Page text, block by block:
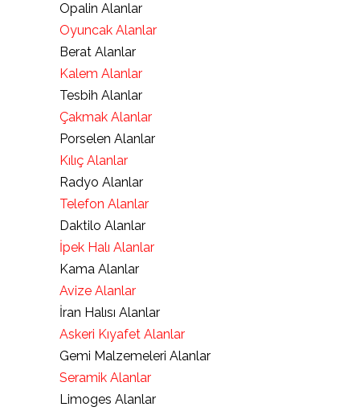
Opalin Alanlar
Oyuncak Alanlar
Berat Alanlar
Kalem Alanlar
Tesbih Alanlar
Çakmak Alanlar
Porselen Alanlar
Kılıç Alanlar
Radyo Alanlar
Telefon Alanlar
Daktilo Alanlar
İpek Halı Alanlar
Kama Alanlar
Avize Alanlar
İran Halısı Alanlar
Askeri Kıyafet Alanlar
Gemi Malzemeleri Alanlar
Seramik Alanlar
Limoges Alanlar